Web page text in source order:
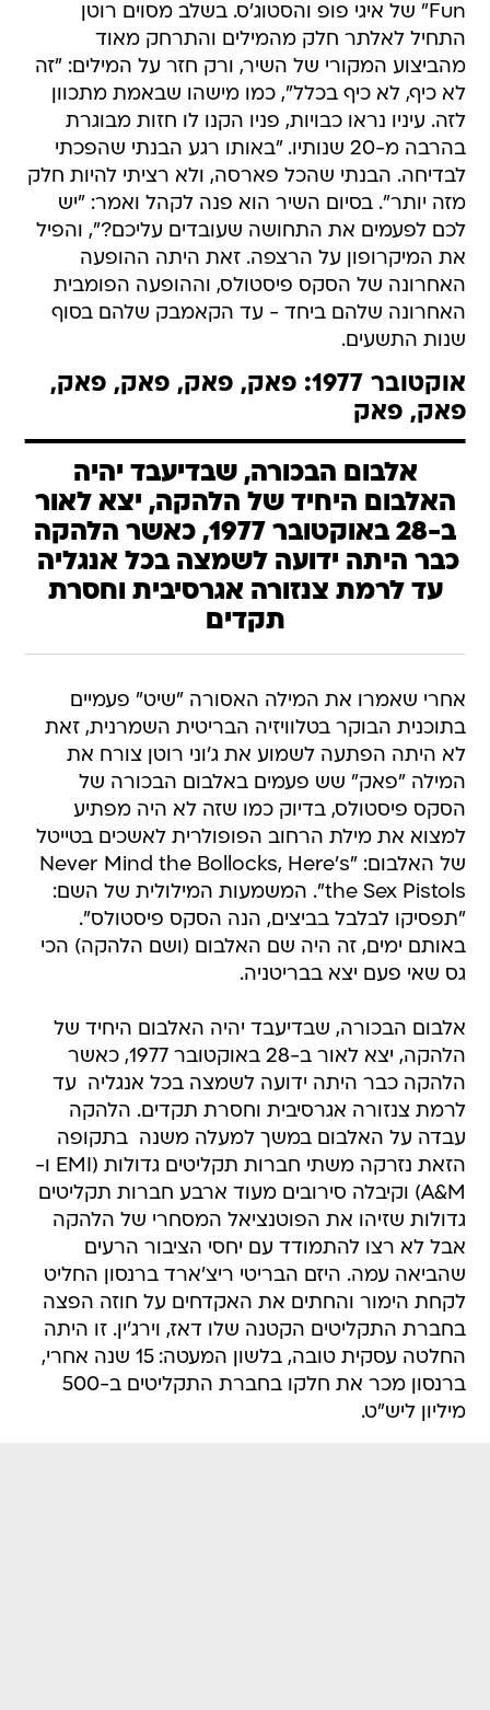
Fun" של איגי פופ והסטוג'ס. בשלב מסוים רוטן
התחיל לאלתר חלק מהמילים והתרחק מאוד
מהביצוע המקורי של השיר, ורק חזר על המילים: "זה
לא כיף, לא כיף בכלל", כמו מישהו שבאמת מתכוון
לזה. עיניו נראו כבויות, פניו הקנו לו חזות מבוגרת
בהרבה מ-20 שנותיו. "באותו רגע הבנתי שהפכתי
לבדיחה. הבנתי שהכל פארסה, ולא רציתי להיות חלק
מזה יותר". בסיום השיר הוא פנה לקהל ואמר: "יש
לכם לפעמים את התחושה שעובדים עליכם?", והפיל
את המיקרופון על הרצפה. זאת היתה ההופעה
האחרונה של הסקס פיסטולס, וההופעה הפומבית
האחרונה שלהם ביחד - עד הקאמבק שלהם בסוף
שנות התשעים.
אוקטובר 1977: פאק, פאק, פאק, פאק,
פאק, פאק
אלבום הבכורה, שבדיעבד יהיה
האלבום היחיד של הלהקה, יצא לאור
ב-28 באוקטובר 1977, כאשר הלהקה
כבר היתה ידועה לשמצה בכל אנגליה 
עד לרמת צנזורה אגרסיבית וחסרת
תקדים
אחרי שאמרו את המילה האסורה "שיט" פעמיים
בתוכנית הבוקר בטלוויזיה הבריטית השמרנית, זאת
לא היתה הפתעה לשמוע את ג'וני רוטן צורח את
המילה "פאק" שש פעמים באלבום הבכורה של
הסקס פיסטולס, בדיוק כמו שזה לא היה מפתיע
למצוא את מילת הרחוב הפופולרית לאשכים בטייטל
של האלבום: "Never Mind the Bollocks, Here's
the Sex Pistols". המשמעות המילולית של השם:
"תפסיקו לבלבל בביצים, הנה הסקס פיסטולס".
באותם ימים, זה היה שם האלבום (ושם הלהקה) הכי
גס שאי פעם יצא בבריטניה.
אלבום הבכורה, שבדיעבד יהיה האלבום היחיד של
הלהקה, יצא לאור ב-28 באוקטובר 1977, כאשר
הלהקה כבר היתה ידועה לשמצה בכל אנגליה  עד
לרמת צנזורה אגרסיבית וחסרת תקדים. הלהקה
עבדה על האלבום במשך למעלה משנה  בתקופה
הזאת נזרקה משתי חברות תקליטים גדולות (EMI ו-
A&M) וקיבלה סירובים מעוד ארבע חברות תקליטים
גדולות שזיהו את הפוטנציאל המסחרי של הלהקה 
אבל לא רצו להתמודד עם יחסי הציבור הרעים
שהביאה עמה. היזם הבריטי ריצ'ארד ברנסון החליט
לקחת הימור והחתים את האקדחים על חוזה הפצה
בחברת התקליטים הקטנה שלו דאז, וירג'ין. זו היתה
החלטה עסקית טובה, בלשון המעטה: 15 שנה אחרי,
ברנסון מכר את חלקו בחברת התקליטים ב-500
מיליון ליש"ט.